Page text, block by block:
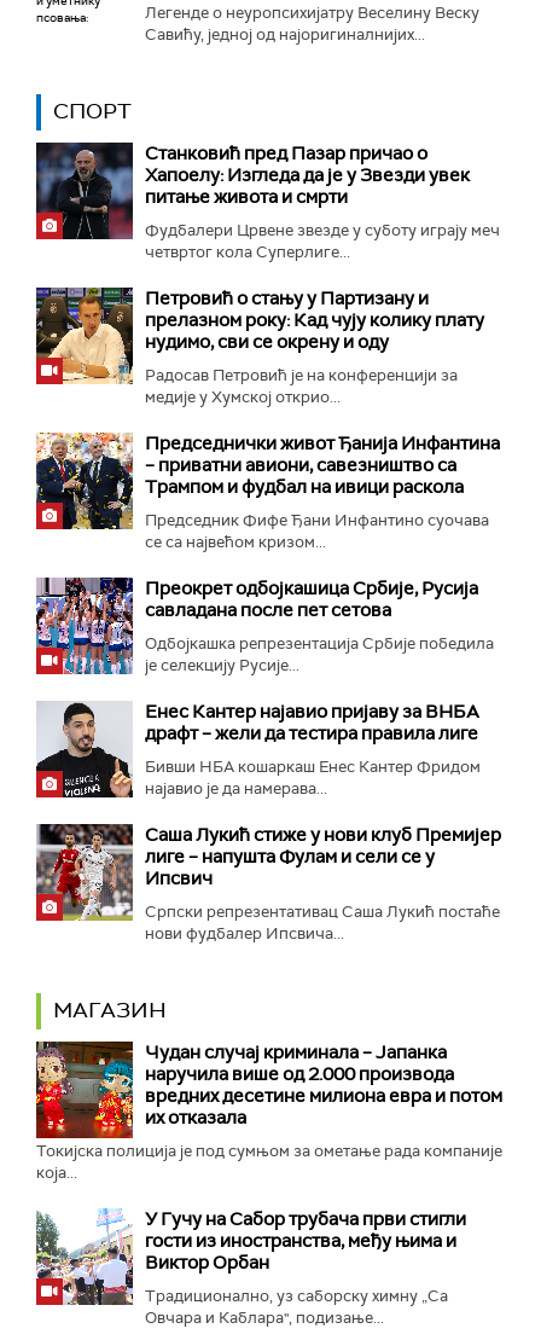
Легенде о неуропсихијатру Веселину Веску
Савићу, једној од најоригиналнијих...
СПОРТ
Станковић пред Пазар причао о
Хапоелу: Изгледа да је у Звезди увек
питање живота и смрти
Фудбалери Црвене звезде у суботу играју меч
четвртог кола Суперлиге...
Петровић о стању у Партизану и
прелазном року: Кад чују колику плату
нудимо, сви се окрену и оду
Радосав Петровић је на конференцији за
медије у Хумској открио...
Председнички живот Ђанија Инфантина
– приватни авиони, савезништво са
Трампом и фудбал на ивици раскола
Председник Фифе Ђани Инфантино суочава
се са највећом кризом...
Преокрет одбојкашица Србије, Русија
савладана после пет сетова
Одбојкашка репрезентација Србије победила
је селекцију Русије...
Енес Кантер најавио пријаву за ВНБА
драфт – жели да тестира правила лиге
Бивши НБА кошаркаш Енес Кантер Фридом
најавио је да намерава...
Саша Лукић стиже у нови клуб Премијер
лиге – напушта Фулам и сели се у
Ипсвич
Српски репрезентативац Саша Лукић постаће
нови фудбалер Ипсвича...
МАГАЗИН
Чудан случај криминала – Јапанка
наручила више од 2.000 производа
вредних десетине милиона евра и потом
их отказала
Токијска полиција је под сумњом за ометање рада компаније
која...
У Гучу на Сабор трубача први стигли
гости из иностранства, међу њима и
Виктор Орбан
Традиционално, уз саборску химну „Са
Овчара и Каблара", подизање...